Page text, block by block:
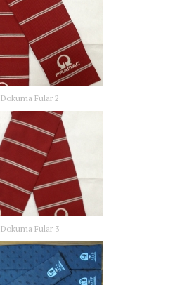
Dokuma Fular 2
Dokuma Fular 3